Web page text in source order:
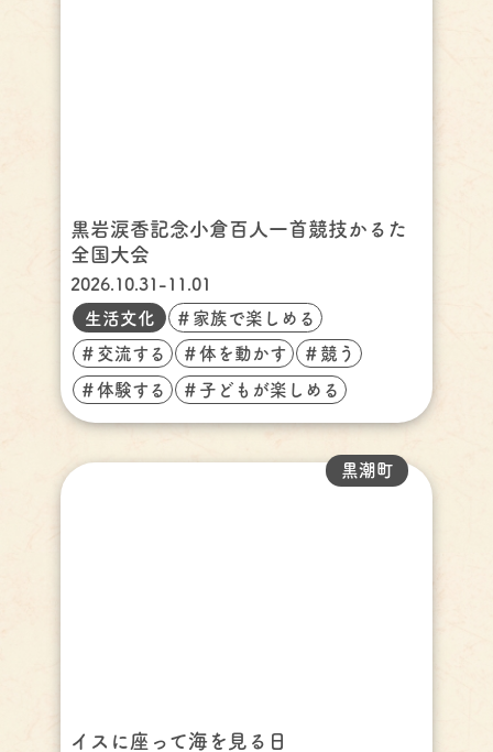
黒岩涙香記念小倉百人一首競技かるた
全国大会
2026.10.31-11.01
生活文化
＃家族で楽しめる
＃交流する ＃体を動かす ＃競う
＃体験する ＃子どもが楽しめる
イスに座って海を見る日
黒潮町